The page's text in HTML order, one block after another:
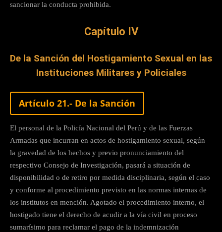
sancionar la conducta prohibida.
Capítulo IV
De la Sanción del Hostigamiento Sexual en las
Instituciones Militares y Policiales
Artículo 21.- De la Sanción
El personal de la Policía Nacional del Perú y de las Fuerzas
Armadas que incurran en actos de hostigamiento sexual, según
la gravedad de los hechos y previo pronunciamiento del
respectivo Consejo de Investigación, pasará a situación de
disponibilidad o de retiro por medida disciplinaria, según el caso
y conforme al procedimiento previsto en las normas internas de
los institutos en mención. Agotado el procedimiento interno, el
hostigado tiene el derecho de acudir a la vía civil en proceso
sumarísimo para reclamar el pago de la indemnización